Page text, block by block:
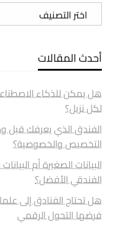
تصنيفات
أحدث المقالات
هل يمكن للذكاء
لكل نزيل؟
الفندق الذي يعرفك قبل
التخصيص والخصوصية؟
البيانات الصغيرة أم
الفندقي الأفضل؟
هل تحتاج الفنادق إلى
فرضها التحول الرقمي